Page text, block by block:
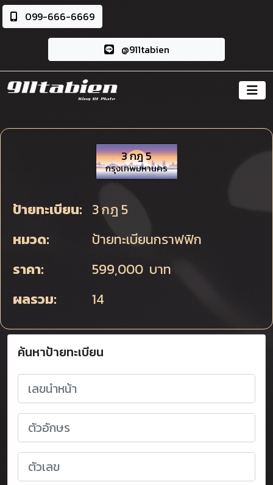
099-666-6669
@911tabien
3 กฎ 5
กรุงเทพมหานคร
ป้ายทะเบียน: 3 กฎ 5
หมวด:
ป้ายทะเบียนกราฟฟิก
ราคา:
599,000 บาท
ผลรวม:
14
ค้นหาป้ายทะเบียน